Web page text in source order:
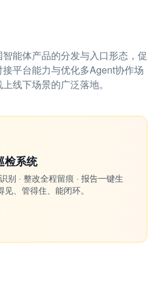
能体产品的分发与入口形态，促
平台能力与优化多Agent协作场
线下场景的广泛落地。
检系统
别 · 整改全程留痕 · 报告一键生
、管得住、能闭环。